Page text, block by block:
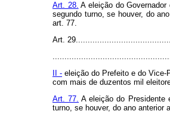
Art. 28. A eleição do
segundo turno, se houver, do
art. 77.
Art.
II - eleição do Prefeito e do Vice-
com mais de duzentos mil
Art. 77. A eleição do Presidente
turno, se houver, do ano anterior